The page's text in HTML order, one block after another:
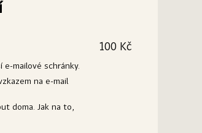
100 Kč
e-mailové schránky.
na e-mail
doma. Jak na to,